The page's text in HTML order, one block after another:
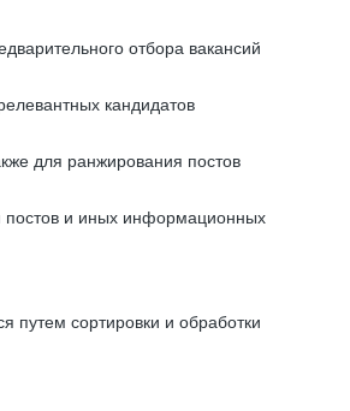
отбора вакансий
кандидатов
для ранжирования постов
постов и иных информационных
сортировки и обработки